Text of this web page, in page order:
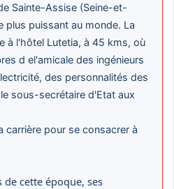
Sainte-Assise (Seine-et-
plus puissant au monde. La
à l'hôtel Lutetia, à 45 kms, où
d el'amicale des ingénieurs
des personnalités des
sous-secrétaire d'Etat aux
carrière pour se consacrer à
cette époque, ses